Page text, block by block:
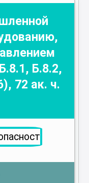
Б.8.2,
, 72 ак. ч.